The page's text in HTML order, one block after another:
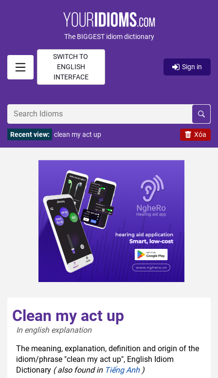
The BIGGEST idiom dictionary
SWITCH TO
ENGLISH
INTERFACE
Sign in
Xóa
Recent view: clean my act up
Clean my act up
In english explanation
The meaning, explanation, definition and origin of the
idiom/phrase "clean my act up", English Idiom
Dictionary ( also found in Tiếng Anh)